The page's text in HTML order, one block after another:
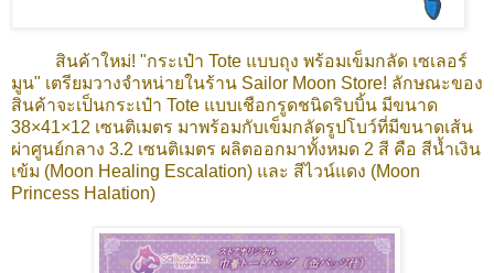
สินค้าใหม่! "กระเป๋า Tote แบบถุง พร้อมเข็มกลัด เซเลอร์
มูน" เตรียมวางจำหน่ายในร้าน Sailor Moon Store! ลักษณะของ
สินค้าจะเป็นกระเป๋า Tote แบบเชือกรูดชนิดริบบิ้น มีขนาด
38×41×12 เซนติเมตร มาพร้อมกับเข็มกลัดรูปโบว์ที่มีขนาดเส้น
ผ่าศูนย์กลาง 3.2 เซนติเมตร ผลิตออกมาทั้งหมด 2 สี คือ สีน้ำเงิน
เข้ม (Moon Healing Escalation) และ สีไวน์แดง (Moon
Princess Halation)